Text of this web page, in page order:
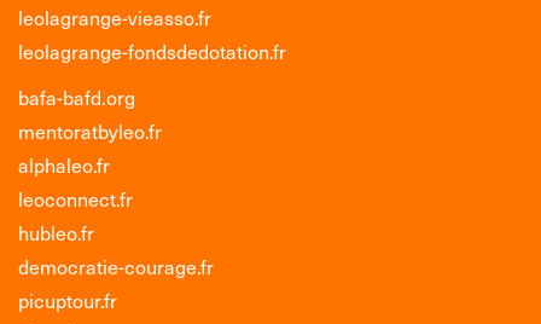
leolagrange-vieasso.fr
leolagrange-fondsdedotation.fr
bafa-bafd.org
mentoratbyleo.fr
alphaleo.fr
leoconnect.fr
hubleo.fr
democratie-courage.fr
picuptour.fr